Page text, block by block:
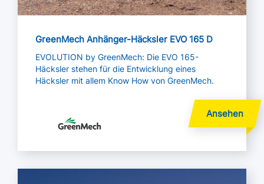
GreenMech Anhänger-Häcksler EVO 165 D
EVOLUTION by GreenMech: Die EVO 165-
Häcksler stehen für die Entwicklung eines
Häcksler mit allem Know How von GreenMech.